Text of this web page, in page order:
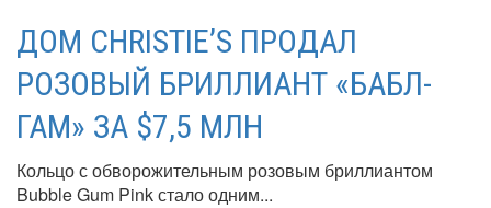
ДОМ CHRISTIE’S ПРОДАЛ
РОЗОВЫЙ БРИЛЛИАНТ «БАБЛ-
ГАМ» ЗА $7,5 МЛН
Кольцо с обворожительным розовым бриллиантом
Bubble Gum Pink стало одним...